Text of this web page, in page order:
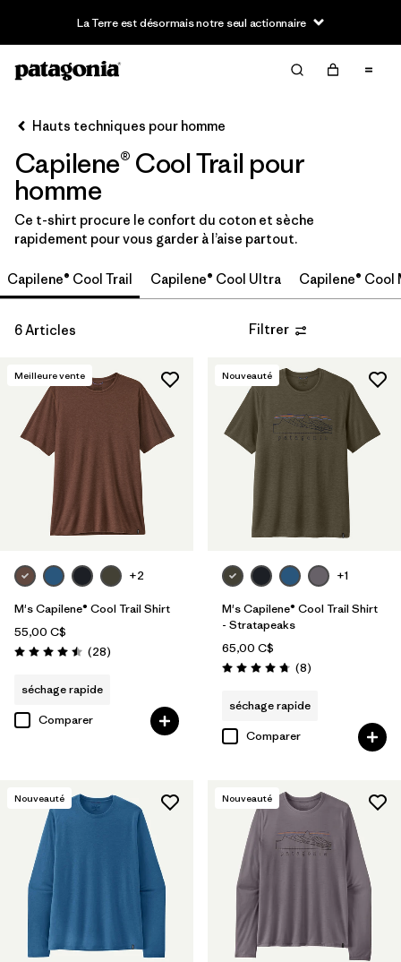
La Terre est désormais notre seul actionnaire
Filter & Sort Effacer tout
Trier par
Filtrer par
Category
Filtrer par
Price
Filtrer par
Size
Fit
Filtrer par
Materials & Fabric
Filtrer par
Sport
Filtrer par
Product Family
Hauts techniques pour homme
Capilene® Cool Trail pour
homme
Ce t-shirt procure le confort du coton et sèche
rapidement pour vous garder à l’aise partout.
Capilene® Cool Trail Capilene® Cool Ultra Capilene® Cool
6 Articles Filtrer
Meilleure vente
+2
M's Capilene® Cool Trail Shirt
55,00 C$
Évaluation: 4.5 / 5
(28Avis
)
séchage rapide
Comparer
Nouveauté
+1
M's Capilene® Cool Trail Shirt
- Stratapeaks
65,00 C$
Évaluation: 4.8 / 5
(8Avis
)
séchage rapide
Comparer
Nouveauté Nouveauté